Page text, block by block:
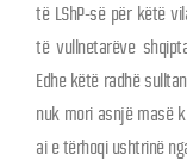
të LShP-së për këtë
të vullnetarëve
Edhe këtë radhë
nuk mori asnjë masë
ai e tërhoqi ushtrinë